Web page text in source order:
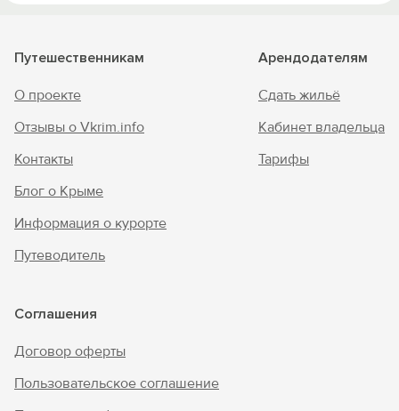
Путешественникам
О проекте
Отзывы о Vkrim.info
Контакты
Блог о Крыме
Информация о курорте
Путеводитель
Арендодателям
Сдать жильё
Кабинет владельца
Тарифы
Соглашения
Договор оферты
Пользовательское соглашение